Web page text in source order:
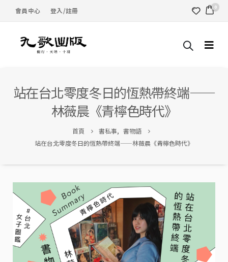
會員中心 登入/註冊 0
站在台北零度冬日的恆熱帶終端——
林薇晨《青檸色時代》
首頁 書私事, 書物語
站在台北零度冬日的恆熱帶終端——林薇晨《青檸色時代》